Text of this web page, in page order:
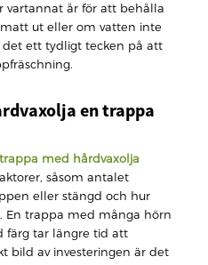
vartannat år för att behålla
ut eller om vatten inte
ett tydligt tecken på att
en trappa
med hårdvaxolja
såsom antalet
eller stängd och hur
En trappa med många hörn
färg tar längre tid att
bild av investeringen är det